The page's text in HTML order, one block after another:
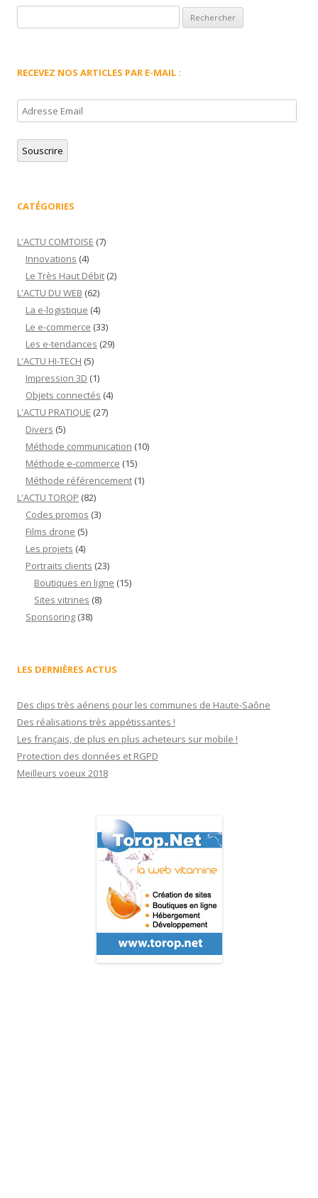
RECEVEZ NOS ARTICLES PAR E-MAIL :
Adresse
Email
Souscrire
CATÉGORIES
L'ACTU COMTOISE (7)
Innovations (4)
Le Très Haut Débit (2)
L'ACTU DU WEB (62)
La e-logistique (4)
Le e-commerce (33)
Les e-tendances (29)
L'ACTU HI-TECH (5)
Impression 3D (1)
Objets connectés (4)
L'ACTU PRATIQUE (27)
Divers (5)
Méthode communication (10)
Méthode e-commerce (15)
Méthode référencement (1)
L'ACTU TOROP (82)
Codes promos (3)
Films drone (5)
Les projets (4)
Portraits clients (23)
Boutiques en ligne (15)
Sites vitrines (8)
Sponsoring (38)
LES DERNIÈRES ACTUS
Des clips très aériens pour les communes de Haute-Saône
Des réalisations très appétissantes !
Les français, de plus en plus acheteurs sur mobile !
Protection des données et RGPD
Meilleurs voeux 2018